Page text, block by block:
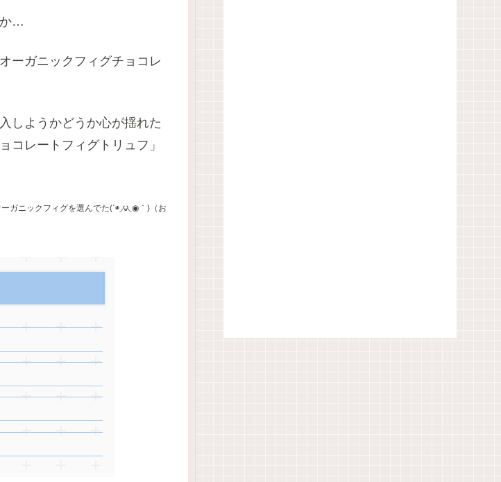
か…
ーガニックフィグチョコレ
しようかどうか心が揺れた
コレートフィグトリュフ」
ガニックフィグを選んでた(΄◉◞౪◟◉｀)（お